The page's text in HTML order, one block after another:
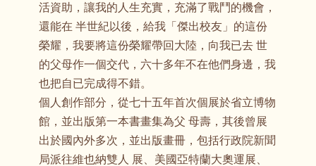
活資助，讓我的人生充實，充滿了戰鬥的機會，
還能在 半世紀以後，給我「傑出校友」的這份
榮耀，我要將這份榮耀帶回大陸，向我已去 世
的父母作一個交代，六十多年不在他們身邊，我
也把自已完成得不錯。
個人創作部分，從七十五年首次個展於省立博物
館，並出版第一本書畫集為父 母壽，其後曾展
出於國內外多次，並出版畫冊，包括行政院新聞
局派往維也納雙人 展、美國亞特蘭大奧運展、